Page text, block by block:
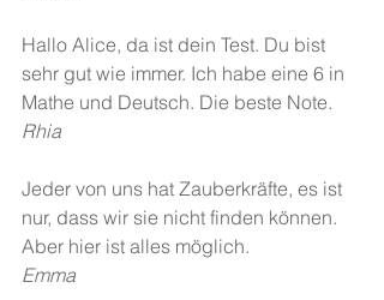
Hallo Alice, da ist dein Test. Du bist
sehr gut wie immer. Ich habe eine 6 in
Mathe und Deutsch. Die beste Note.
Rhia
Jeder von uns hat Zauberkräfte, es ist
nur, dass wir sie nicht finden können.
Aber hier ist alles möglich.
Emma